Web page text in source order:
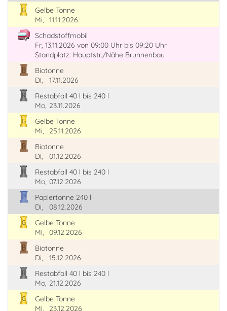
Gelbe Tonne
Mi,
11.11.2026
Schadstoffmobil
Fr, 13.11.2026 von 09:00 Uhr bis 09:20 Uhr
Standplatz: Hauptstr./Nähe Brunnenbau
Biotonne
Di,
17.11.2026
Restabfall 40 l bis 240 l
Mo, 23.11.2026
Gelbe Tonne
Mi,
25.11.2026
Biotonne
Di,
01.12.2026
Restabfall 40 l bis 240 l
Mo, 07.12.2026
Papiertonne 240 l
Di,
08.12.2026
Gelbe Tonne
Mi,
09.12.2026
Biotonne
Di,
15.12.2026
Restabfall 40 l bis 240 l
Mo, 21.12.2026
Gelbe Tonne
Mi,
23.12.2026